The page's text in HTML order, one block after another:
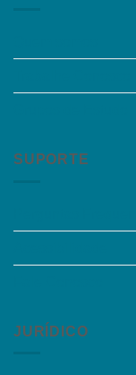
SUPORTE
JURÍDICO